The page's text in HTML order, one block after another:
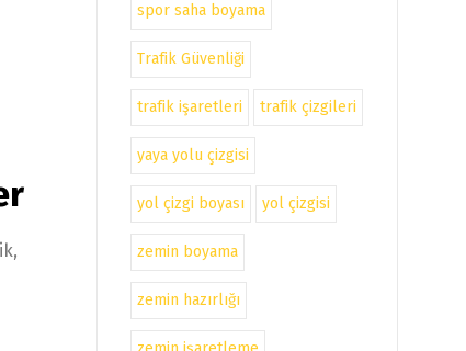
spor saha boyama
Trafik Güvenliği
trafik işaretleri trafik çizgileri
yaya yolu çizgisi
yol çizgi boyası yol çizgisi
zemin boyama
zemin hazırlığı